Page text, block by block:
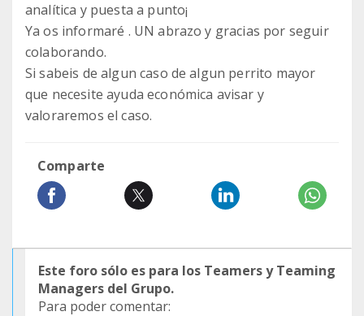
analítica y puesta a punto¡
Ya os informaré . UN abrazo y gracias por seguir
colaborando.
Si sabeis de algun caso de algun perrito mayor
que necesite ayuda económica avisar y
valoraremos el caso.
Comparte
Este foro sólo es para los Teamers y Teaming
Managers del Grupo.
Para poder comentar: